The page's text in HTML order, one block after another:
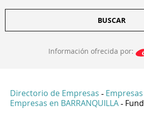
BUSCAR
Información ofrecida por:
Directorio de Empresas - Empresas
Empresas en BARRANQUILLA -